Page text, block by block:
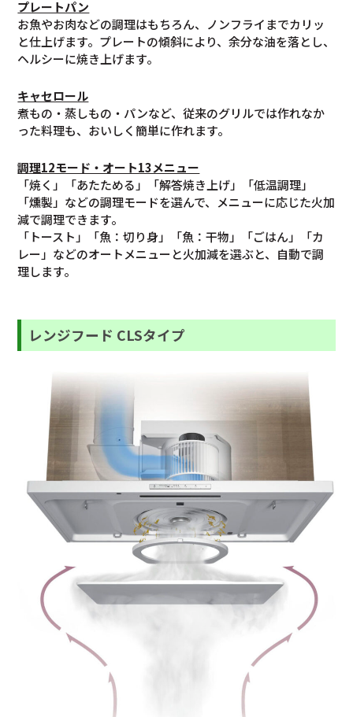
プレートパン
お魚やお肉などの調理はもちろん、ノンフライまでカリッ
と仕上げます。プレートの傾斜により、余分な油を落とし、
ヘルシーに焼き上げます。
キャセロール
煮もの・蒸しもの・パンなど、従来のグリルでは作れなか
った料理も、おいしく簡単に作れます。
調理12モード・オート13メニュー
「焼く」「あたためる」「解答焼き上げ」「低温調理」
「燻製」などの調理モードを選んで、メニューに応じた火加
減で調理できます。
「トースト」「魚：切り身」「魚：干物」「ごはん」「カ
レー」などのオートメニューと火加減を選ぶと、自動で調
理します。
レンジフード CLSタイプ